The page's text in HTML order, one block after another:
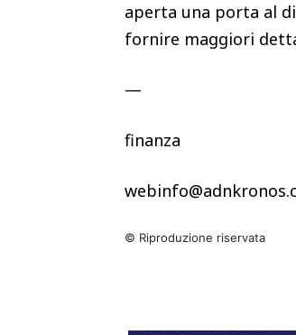
aperta una porta al
fornire maggiori
—
finanza
© Riproduzione riservata